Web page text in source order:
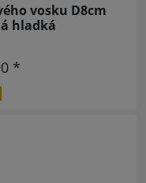
vosku D8cm
hladká
*